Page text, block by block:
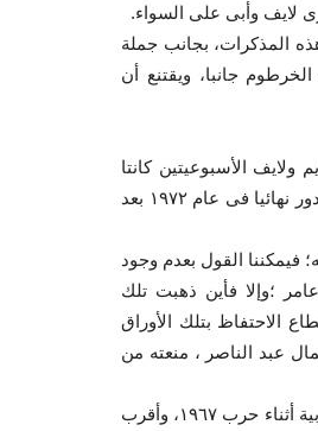
لايف وأبى على السواء.
المذكرات، بجانب جملة
جانبا، ويقتنع أن
الأسبوعيتين كانتا
تصدران عن مؤسسة صحفية أمريكية واحدة باسم تايم-لايف، وذلك قبل أن تتوقف لايف عن الصدور نهائيا فى عام ١٩٧٢ بعد
فيمكننا القول بعدم وجود
؛وإلا فأين ذهبت تلك
الاحتفاظ بتلك الأوراق
عبد الناصر ، منعته من
هنا نصل إلى الرجل الثانى فى الجيش المصرى بعد المشير عامر، السيد/ شمس بدران وزير الحربية أثناء حرب ١٩٦٧، وأقرب